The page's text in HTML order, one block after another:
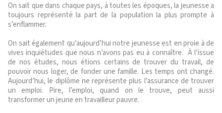
On sait que dans chaque pays, à toutes les époques, la jeunesse a
toujours représenté la part de la population la plus prompte à
s’enflammer.
On sait également qu’aujourd’hui notre jeunesse est en proie à de
vives inquiétudes que nous n’avons pas eu à connaître. À l’issue
de nos études, nous étions certains de trouver du travail, de
pouvoir nous loger, de fonder une famille. Les temps ont changé.
Aujourd’hui, le diplôme ne représente plus l’assurance de trouver
un emploi. Pire, l’emploi, quand on le trouve, peut aussi
transformer un jeune en travailleur pauvre.